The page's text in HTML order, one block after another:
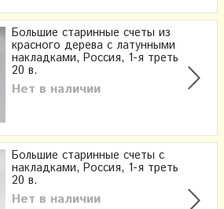
Большие старинные счеты из
красного дерева с латунными
накладками, Россия, 1-я треть
20 в.
Нет в наличии
Большие старинные счеты с
накладками, Россия, 1-я треть
20 в.
Нет в наличии